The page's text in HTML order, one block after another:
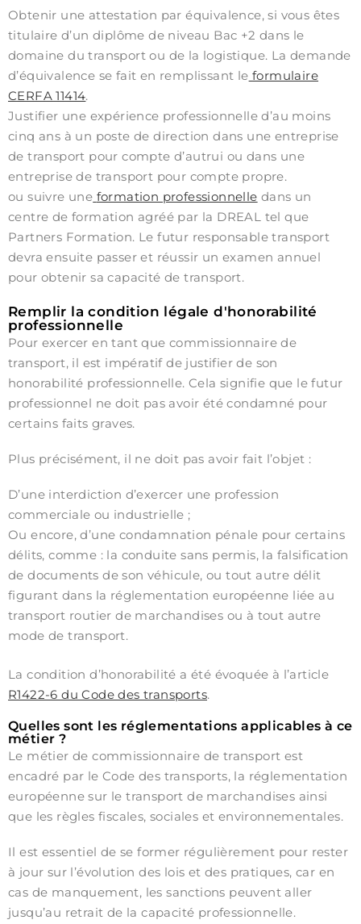
Obtenir une attestation par équivalence, si vous êtes
titulaire d’un diplôme de niveau Bac +2 dans le
domaine du transport ou de la logistique. La demande
d’équivalence se fait en remplissant le formulaire
CERFA 11414.
Justifier une expérience professionnelle d’au moins
cinq ans à un poste de direction dans une entreprise
de transport pour compte d’autrui ou dans une
entreprise de transport pour compte propre.
ou suivre une formation professionnelle dans un
centre de formation agréé par la DREAL tel que
Partners Formation. Le futur responsable transport
devra ensuite passer et réussir un examen annuel
pour obtenir sa capacité de transport.
Remplir la condition légale d'honorabilité
professionnelle
Pour exercer en tant que commissionnaire de
transport, il est impératif de justifier de son
honorabilité professionnelle. Cela signifie que le futur
professionnel ne doit pas avoir été condamné pour
certains faits graves.
Plus précisément, il ne doit pas avoir fait l’objet :
D’une interdiction d’exercer une profession
commerciale ou industrielle ;
Ou encore, d’une condamnation pénale pour certains
délits, comme : la conduite sans permis, la falsification
de documents de son véhicule, ou tout autre délit
figurant dans la réglementation européenne liée au
transport routier de marchandises ou à tout autre
mode de transport.
La condition d’honorabilité a été évoquée à l’article
R1422-6 du Code des transports.
Quelles sont les réglementations applicables à ce
métier ?
Le métier de commissionnaire de transport est
encadré par le Code des transports, la réglementation
européenne sur le transport de marchandises ainsi
que les règles fiscales, sociales et environnementales.
Il est essentiel de se former régulièrement pour rester
à jour sur l’évolution des lois et des pratiques, car en
cas de manquement, les sanctions peuvent aller
jusqu’au retrait de la capacité professionnelle.